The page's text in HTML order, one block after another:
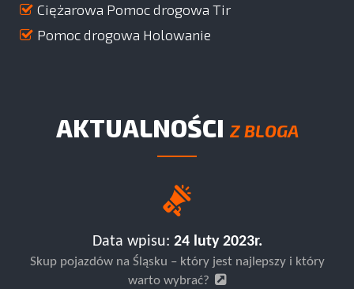
Ciężarowa Pomoc drogowa Tir
Pomoc drogowa Holowanie
AKTUALNOŚCI Z BLOGA
Data wpisu: 24 luty 2023r.
Skup pojazdów na Śląsku – który jest najlepszy i który
warto wybrać?